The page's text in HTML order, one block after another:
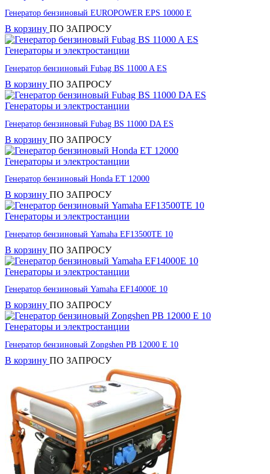
Генератор бензиновый EUROPOWER EPS 10000 Е
В корзину ПО ЗАПРОСУ
Генераторы и электростанции
Генератор бензиновый Fubag BS 11000 A ES
В корзину ПО ЗАПРОСУ
Генераторы и электростанции
Генератор бензиновый Fubag BS 11000 DA ES
В корзину ПО ЗАПРОСУ
Генераторы и электростанции
Генератор бензиновый Honda ET 12000
В корзину ПО ЗАПРОСУ
Генераторы и электростанции
Генератор бензиновый Yamaha EF13500TE 10
В корзину ПО ЗАПРОСУ
Генераторы и электростанции
Генератор бензиновый Yamaha EF14000E 10
В корзину ПО ЗАПРОСУ
Генераторы и электростанции
Генератор бензиновый Zongshen PB 12000 E 10
В корзину ПО ЗАПРОСУ